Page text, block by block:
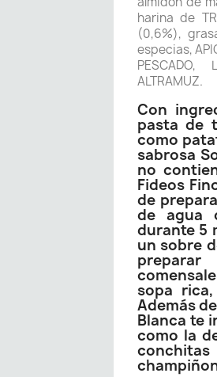
harina de
(0,6%),
especias,
PESCADO,
ALTRAMUZ.
Con
pasta de
como
sabrosa
no
Fideos
de
de agua
durante 5
un sobre
sopa
Además
Blanca te
como la